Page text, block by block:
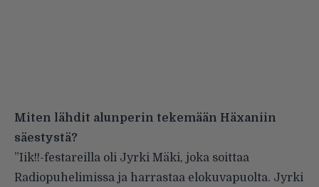
Miten lähdit alunperin tekemään Häxaniin
säestystä?
”Iik!!-festareilla oli Jyrki Mäki, joka soittaa
Radiopuhelimissa ja harrastaa elokuvapuolta. Jyrki